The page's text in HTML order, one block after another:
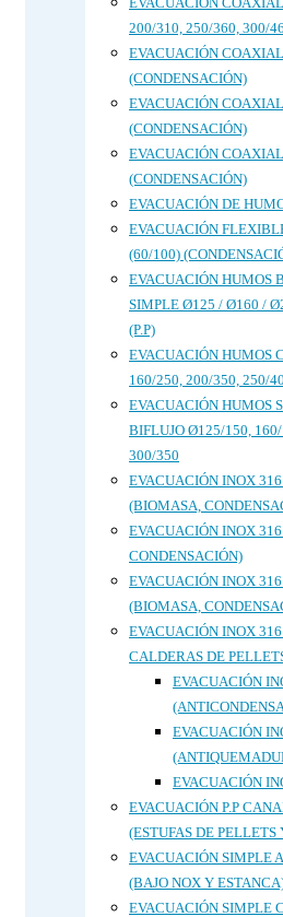
200/310, 250/360, 300/
EVACUACIÓN
(CONDENSACIÓN)
EVACUACIÓN
(CONDENSACIÓN)
EVACUACIÓN
(CONDENSACIÓN)
EVACUACIÓN DE
EVACUACIÓN
(60/100)
EVACUACIÓN HUMOS
SIMPLE Ø125 / Ø160 /
(P.P)
EVACUACIÓN HUMOS
160/250, 200/350, 250/
EVACUACIÓN HUMOS
BIFLUJO Ø125/150,
300/350
EVACUACIÓN INOX
(BIOMASA,
EVACUACIÓN INOX
CONDENSACIÓN)
EVACUACIÓN INOX
(BIOMASA,
EVACUACIÓN INOX
CALDERAS DE
EVACUACIÓN
EVACUACIÓN
EVACUACIÓN
EVACUACIÓN P.P
(ESTUFAS DE
EVACUACIÓN SIMPLE
(BAJO NOX Y
EVACUACIÓN SIMPLE